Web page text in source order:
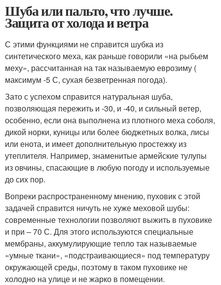
Шуба или пальто, что лучше.
Защита от холода и ветра
С этими функциями не справится шубка из
синтетического меха, как раньше говорили «на рыбьем
меху», рассчитанная на так называемую еврозиму (
максимум -5 С, сухая безветренная погода).
Зато с успехом справится натуральная шуба,
позволяющая пережить и -30, и -40, и сильный ветер,
особенно, если она выполнена из плотного меха соболя,
дикой норки, куницы или более бюджетных волка, лисы
или енота, и имеет дополнительную простежку из
утеплителя. Например, знаменитые армейские тулупы
из овчины, спасающие в любую погоду и используемые
до сих пор.
Вопреки распространенному мнению, пуховик с этой
задачей справится ничуть не хуже меховой шубы:
современные технологии позволяют выжить в пуховике
и при – 70 С. Для этого используются специальные
мембраны, аккумулирующие тепло так называемые
«умные ткани», «подстраивающиеся» под температуру
окружающей среды, поэтому в таком пуховике не
холодно на улице и не жарко в помещении.